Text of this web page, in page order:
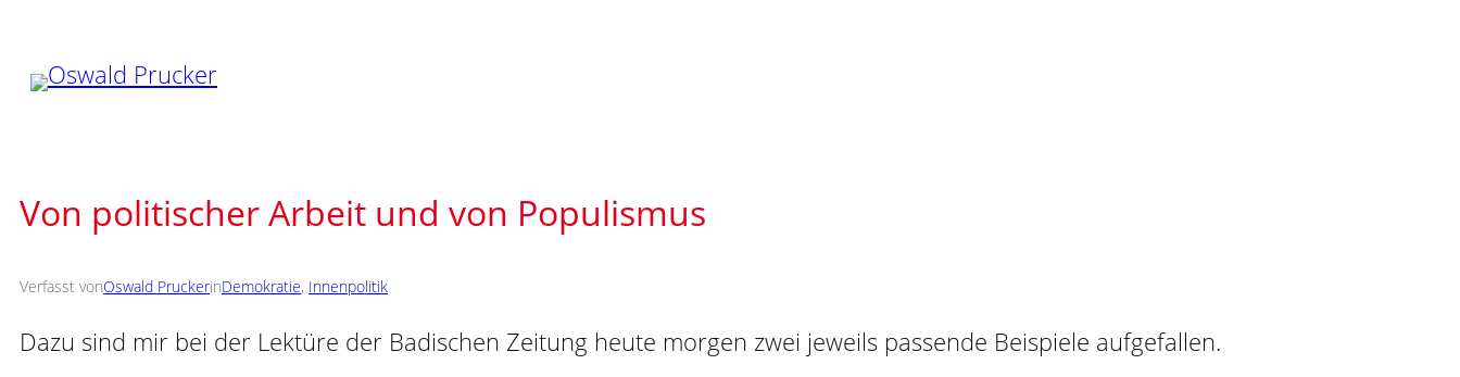
Inhalt
springen
Von politischer Arbeit und von Populismus
Verfasst vonOswald PruckerinDemokratie, Innenpolitik
Dazu sind mir bei der Lektüre der Badischen Zeitung heute morgen zwei jeweils passende Beispiele aufgefallen.